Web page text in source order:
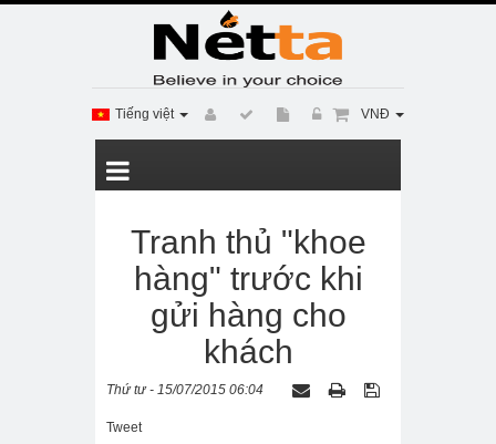
Tiếng việt VNĐ
Tranh thủ "khoe
hàng" trước khi
gửi hàng cho
khách
Thứ tư - 15/07/2015 06:04
Tweet